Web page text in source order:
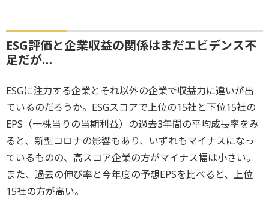
ESG評価と企業収益の関係はまだエビデンス不
足だが…
ESGに注力する企業とそれ以外の企業で収益力に違いが出
ているのだろうか。ESGスコアで上位の15社と下位15社の
EPS（一株当りの当期利益）の過去3年間の平均成長率をみ
ると、新型コロナの影響もあり、いずれもマイナスになっ
ているものの、高スコア企業の方がマイナス幅は小さい。
また、過去の伸び率と今年度の予想EPSを比べると、上位
15社の方が高い。